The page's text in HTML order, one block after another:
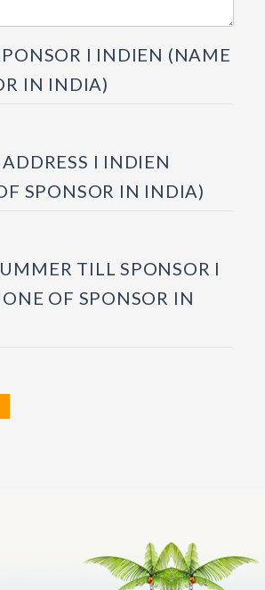
I INDIEN (NAME
IN INDIA)
I INDIEN
SPONSOR IN INDIA)
TILL SPONSOR I
OF SPONSOR IN